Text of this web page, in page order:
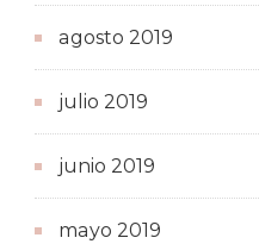
agosto 2019
julio 2019
junio 2019
mayo 2019